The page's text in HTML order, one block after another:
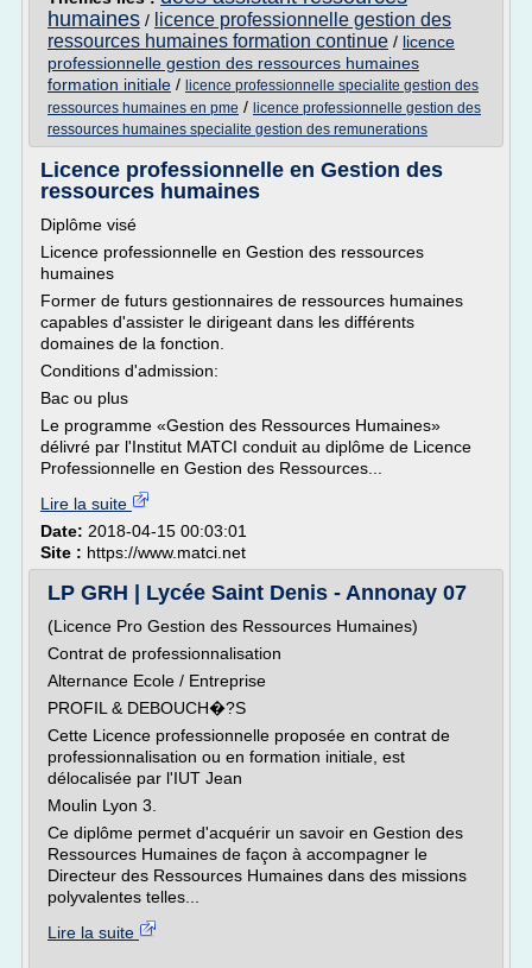
humaines / licence professionnelle gestion des
ressources humaines formation continue / licence
professionnelle gestion des ressources humaines
formation initiale / licence professionnelle specialite gestion des
ressources humaines en pme / licence professionnelle gestion des
ressources humaines specialite gestion des remunerations
Licence professionnelle en Gestion des
ressources humaines
Diplôme visé
Licence professionnelle en Gestion des ressources
humaines
Former de futurs gestionnaires de ressources humaines
capables d'assister le dirigeant dans les différents
domaines de la fonction.
Conditions d'admission:
Bac ou plus
Le programme «Gestion des Ressources Humaines»
délivré par l'Institut MATCI conduit au diplôme de Licence
Professionnelle en Gestion des Ressources...
Lire la suite
Date: 2018-04-15 00:03:01
Site : https://www.matci.net
LP GRH | Lycée Saint Denis - Annonay 07
(Licence Pro Gestion des Ressources Humaines)
Contrat de professionnalisation
Alternance Ecole / Entreprise
PROFIL & DEBOUCH�?S
Cette Licence professionnelle proposée en contrat de
professionnalisation ou en formation initiale, est
délocalisée par l'IUT Jean
Moulin Lyon 3.
Ce diplôme permet d'acquérir un savoir en Gestion des
Ressources Humaines de façon à accompagner le
Directeur des Ressources Humaines dans des missions
polyvalentes telles...
Lire la suite